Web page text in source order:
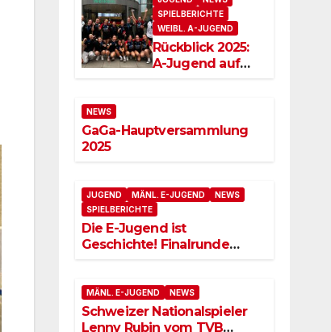
SPIELBERICHTE
WEIBL. A-JUGEND
Rückblick 2025:
A-Jugend auf
NEWS
GaGa-Hauptversammlung
2025
JUGEND MÄNL. E-JUGEND
NEWS
SPIELBERICHTE
Die E-Jugend ist
Geschichte! Finalrunde
MÄNL. E-JUGEND NEWS
Schweizer Nationalspieler
Lenny Rubin vom TVB